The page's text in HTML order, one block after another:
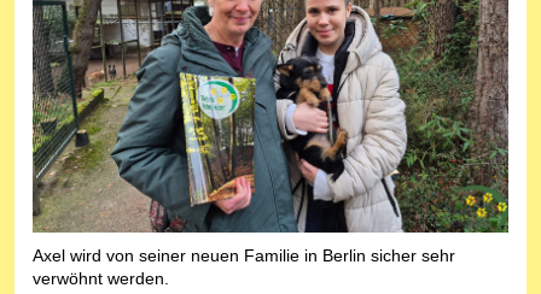
Axel wird von seiner neuen Familie in Berlin sicher sehr
verwöhnt werden.